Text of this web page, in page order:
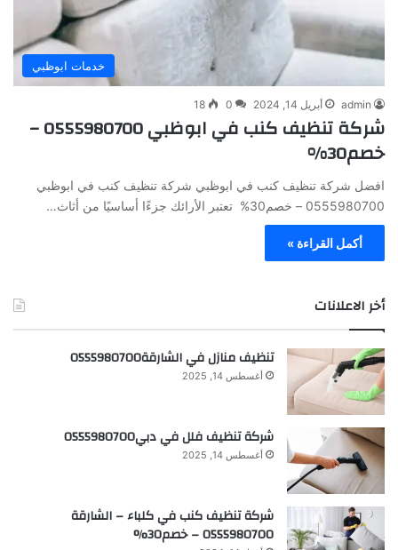
خدمات ابوظبي
admin أبريل 14, 2024 0
18
شركة تنظيف كنب في ابوظبي 0555980700 –
خصم30%
افضل شركة تنظيف كنب في ابوظبي شركة تنظيف كنب في ابوظبي
0555980700 – خصم30% تعتبر الأرائك جزءًا أساسيًا من أثاث…
أكمل القراءة »
أخر الاعلانات
تنظيف منازل في الشارقة0555980700
أغسطس 14, 2025
شركة تنظيف فلل في دبي0555980700
أغسطس 14, 2025
شركة تنظيف كنب في كلباء – الشارقة
0555980700 – خصم30%